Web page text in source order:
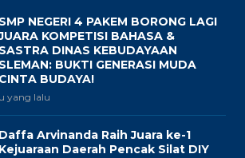
SMP NEGERI 4 PAKEM BORONG LAGI
KOMPETISI BAHASA &
SASTRA DINAS KEBUDAYAAN
SLEMAN: BUKTI GENERASI MUDA
CINTA BUDAYA!
yang lalu
Daffa Arvinanda Raih Juara ke-1
Kejuaraan Daerah Pencak Silat DIY